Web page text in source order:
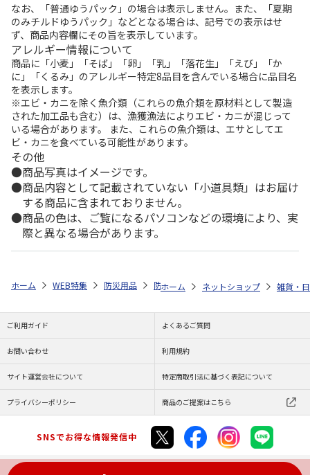
なお、「普通ゆうパック」の場合は表示しません。また、「夏期
のみチルドゆうパック」などとなる場合は、記号での表示はせ
ず、商品内容欄にその旨を表示しています。
アレルギー情報について
商品に「小麦」「そば」「卵」「乳」「落花生」「えび」「か
に」「くるみ」のアレルギー特定8品目を含んでいる場合に品目名
を表示します。
※エビ・カニを除く魚介類（これらの魚介類を原材料として製造
された加工品も含む）は、漁獲漁法によりエビ・カニが混じって
いる場合があります。 また、これらの魚介類は、エサとしてエ
ビ・カニを食べている可能性があります。
その他
商品写真はイメージです。
商品内容として記載されていない「小道具類」はお届け
する商品に含まれておりません。
商品の色は、ご覧になるパソコンなどの環境により、実
際と異なる場合があります。
ホーム WEB特集 防災用品 防災・その他 飛散防止フィルム３個
ホーム ネットショップ 雑貨・
ご利用ガイド よくあるご質問
お問い合わせ 利用規約
サイト運営会社について 特定商取引法に基づく表記について
プライバシーポリシー 商品のご提案はこちら
SNSでお得な情報発信中